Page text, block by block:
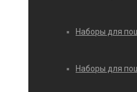
Наборы для
Наборы для